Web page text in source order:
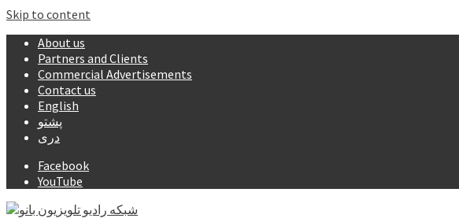
Skip to content
About us
Partners and Clients
Commercial Advertisements
Contact us
English
پشتو
دری
Facebook
YouTube